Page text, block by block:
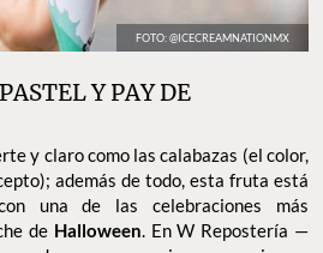
FOTO: @ICECREAMNATIONMX
Y PAY DE
y claro como las calabazas (el color,
además de todo, esta fruta está
una de las celebraciones más
de Halloween. En W Repostería —